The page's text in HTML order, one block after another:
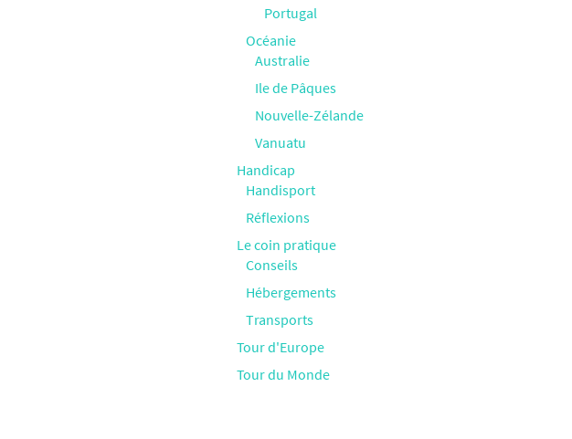
Portugal
Océanie
Australie
Ile de Pâques
Nouvelle-Zélande
Vanuatu
Handicap
Handisport
Réflexions
Le coin pratique
Conseils
Hébergements
Transports
Tour d'Europe
Tour du Monde